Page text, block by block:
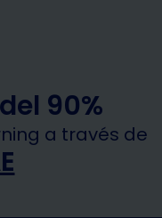
90%
a través de